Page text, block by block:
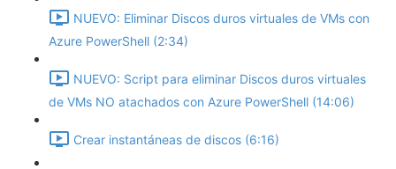
NUEVO: Eliminar Discos duros virtuales de VMs con
Azure PowerShell (2:34)
NUEVO: Script para eliminar Discos duros virtuales
de VMs NO atachados con Azure PowerShell (14:06)
Crear instantáneas de discos (6:16)